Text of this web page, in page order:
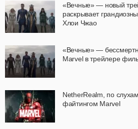
«Вечные» — новый
раскрывает
Хлои Чжао
«Вечные» —
Marvel в трейлере
NetherRealm, по
файтингом Marvel